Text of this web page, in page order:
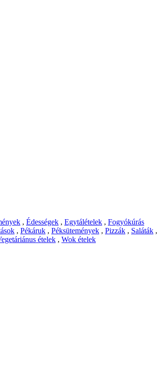
, Édességek , Egytálételek , Fogyókúrás
, Pékáruk , Péksütemények , Pizzák , Saláták ,
ételek , Wok ételek